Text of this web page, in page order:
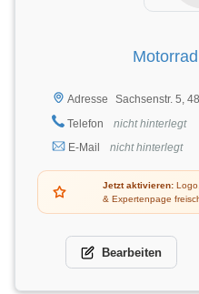
Adresse
Sachsenstr. 5,
Telefon
nicht hinterlegt
E-Mail
nicht hinterlegt
Jetzt aktivieren:
& Expertenpage
Bearbeiten